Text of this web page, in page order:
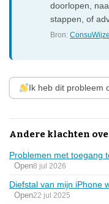
doorlopen,
stappen, of
Bron:
Ik heb dit probleem
Andere klachten
Problemen met toegang
Open8 jul 2026
Diefstal van mijn iPhone
Open22 jul 2025